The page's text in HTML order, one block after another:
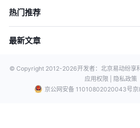
热门推荐
最新文章
© Copyright 2012-2026开发者：北京易动纷享
应用权限 |
隐私政策
京公网安备 11010802020043号